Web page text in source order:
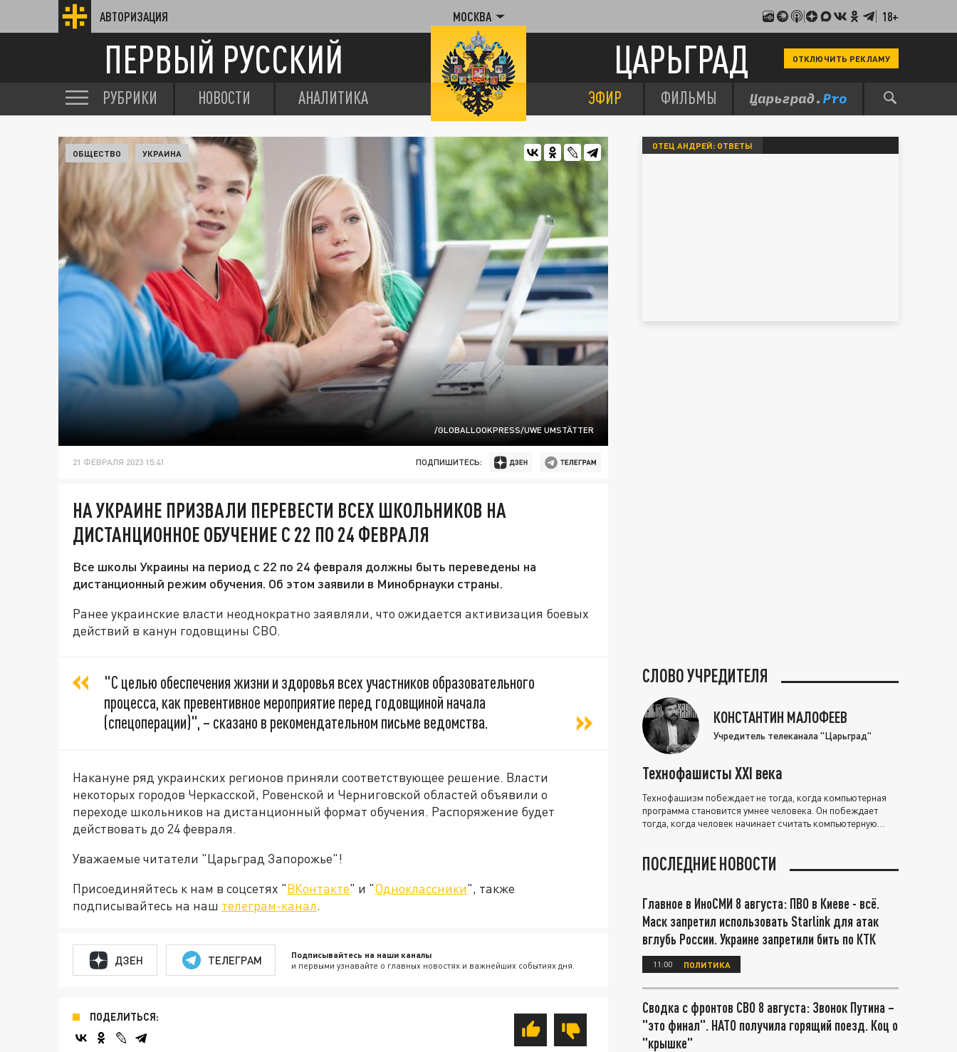
АВТОРИЗАЦИЯ МОСКВА 18+
ПЕРВЫЙ РУССКИЙ ЦАРЬГРАД ОТКЛЮЧИТЬ РЕКЛАМУ
РУБРИКИ НОВОСТИ АНАЛИТИКА ЭФИР ФИЛЬМЫ
/GLOBALLOOKPRESS/UWE UMSTÄTTER
ОБЩЕСТВО УКРАИНА
21 ФЕВРАЛЯ 2023 15:41 ПОДПИШИТЕСЬ:
НА УКРАИНЕ ПРИЗВАЛИ ПЕРЕВЕСТИ ВСЕХ ШКОЛЬНИКОВ НА
ДИСТАНЦИОННОЕ ОБУЧЕНИЕ С 22 ПО 24 ФЕВРАЛЯ
Все школы Украины на период с 22 по 24 февраля должны быть переведены на
дистанционный режим обучения. Об этом заявили в Минобрнауки страны.
Ранее украинские власти неоднократно заявляли, что ожидается активизация боевых
действий в канун годовщины СВО.
"С целью обеспечения жизни и здоровья всех участников образовательного
процесса, как превентивное мероприятие перед годовщиной начала
(спецоперации)", – сказано в рекомендательном письме ведомства.
Накануне ряд украинских регионов приняли соответствующее решение. Власти
некоторых городов Черкасской, Ровенской и Черниговской областей объявили о
переходе школьников на дистанционный формат обучения. Распоряжение будет
действовать до 24 февраля.
Уважаемые читатели "Царьград Запорожье"!
Присоединяйтесь к нам в соцсетях "ВКонтакте" и "Одноклассники", также
подписывайтесь на наш телеграм-канал.
ДЗЕН ТЕЛЕГРАМ Подписывайтесь на наши каналы
и первыми узнавайте о главных новостях и важнейших событиях дня.
ПОДЕЛИТЬСЯ:
ОТЕЦ АНДРЕЙ: ОТВЕТЫ
СЛОВО УЧРЕДИТЕЛЯ
КОНСТАНТИН МАЛОФЕЕВ
Учредитель телеканала "Царьград"
Технофашисты XXI века
Технофашизм побеждает не тогда, когда компьютерная
программа становится умнее человека. Он побеждает
тогда, когда человек начинает считать компьютерную
ПОСЛЕДНИЕ НОВОСТИ
Главное в ИноСМИ 8 августа: ПВО в Киеве - всё.
Маск запретил использовать Starlink для атак
вглубь России. Украине запретили бить по КТК
11:00 ПОЛИТИКА
Сводка с фронтов СВО 8 августа: Звонок Путина –
"это финал". НАТО получила горящий поезд. Коц о
"крышке"